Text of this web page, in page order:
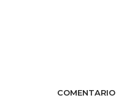
COMENTARIO